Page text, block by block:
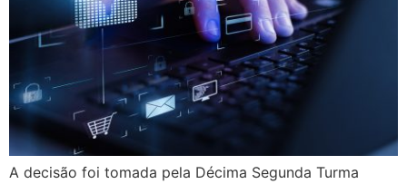
A decisão foi tomada pela Décima Segunda Turma